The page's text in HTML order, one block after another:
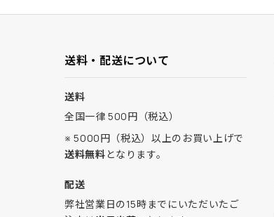
送料・配送について
送料
全国一律 500円（税込）
※ 5000円（税込）以上のお買い上げで
送料無料となります。
配送
弊社営業日の15時までにいただいたご